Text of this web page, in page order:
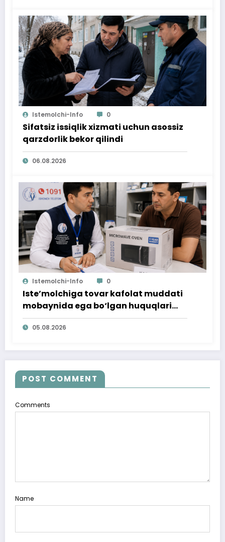
Istemolchi-Info 0
Sifatsiz issiqlik xizmati uchun asossiz
qarzdorlik bekor qilindi
06.08.2026
Istemolchi-Info 0
Iste’molchiga tovar kafolat muddati
mobaynida ega bo‘lgan huquqlari
ta’minlab berildi
05.08.2026
POST COMMENT
Comments
Name